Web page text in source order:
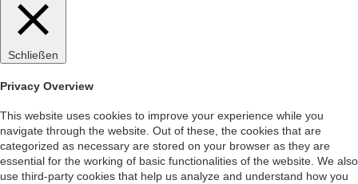
Schließen
Privacy Overview
This website uses cookies to improve your experience while you
navigate through the website. Out of these, the cookies that are
categorized as necessary are stored on your browser as they are
essential for the working of basic functionalities of the website. We also
use third-party cookies that help us analyze and understand how you